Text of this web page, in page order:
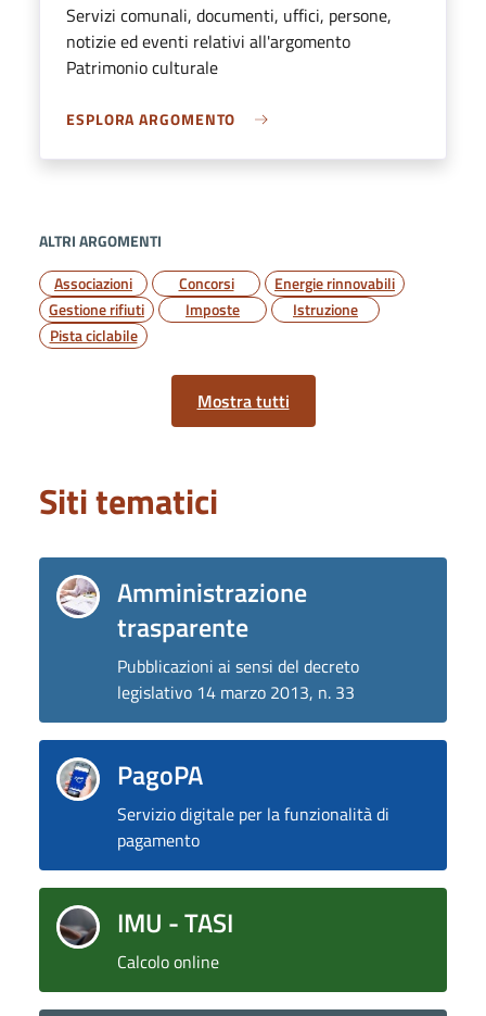
Servizi comunali, documenti, uffici, persone,
notizie ed eventi relativi all'argomento
Patrimonio culturale
ESPLORA ARGOMENTO
ALTRI ARGOMENTI
Associazioni
Concorsi
Energie rinnovabili
Gestione rifiuti
Imposte
Istruzione
Pista ciclabile
Mostra tutti
Siti tematici
Amministrazione
trasparente
Pubblicazioni ai sensi del decreto
legislativo 14 marzo 2013, n. 33
PagoPA
Servizio digitale per la funzionalità di
pagamento
IMU - TASI
Calcolo online